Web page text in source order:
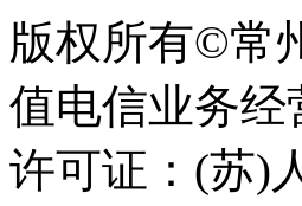
版权所有©常
值电信业务
许可证：(苏)